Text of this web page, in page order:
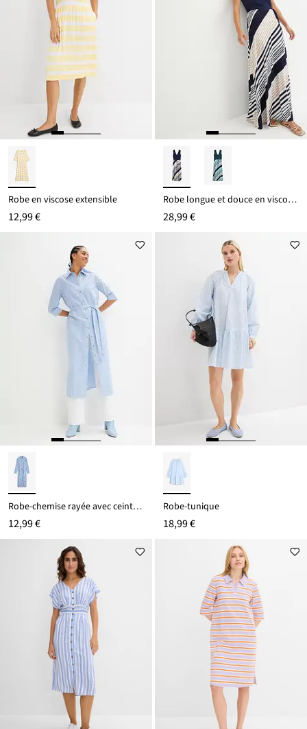
Robe en viscose extensible
12,99 €
Robe longue et douce en viscose extensible
28,99 €
Robe-chemise rayée avec ceinture à nouer
12,99 €
Robe-tunique
18,99 €